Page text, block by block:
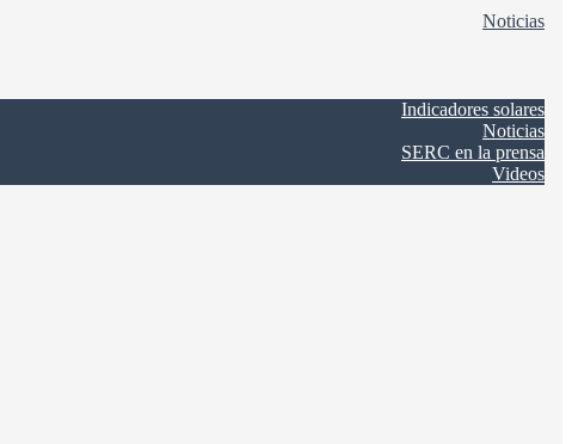
Noticias
Indicadores solares
Noticias
SERC en la prensa
Videos